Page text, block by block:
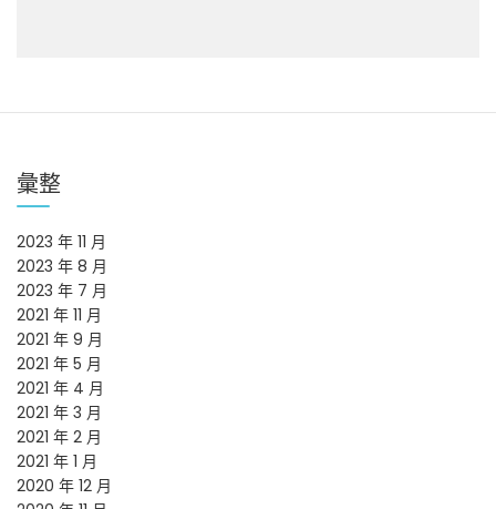
彙整
2023 年 11 月
2023 年 8 月
2023 年 7 月
2021 年 11 月
2021 年 9 月
2021 年 5 月
2021 年 4 月
2021 年 3 月
2021 年 2 月
2021 年 1 月
2020 年 12 月